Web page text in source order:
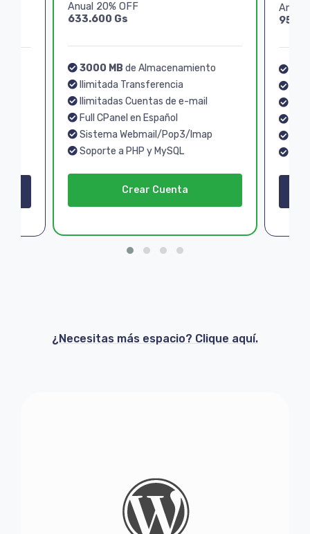
Anual 20% OFF
633.600 Gs
3000 MB de Almacenamiento
Ilimitada Transferencia
Ilimitadas Cuentas de e-mail
Full CPanel en Español
Sistema Webmail/Pop3/Imap
Soporte a PHP y MySQL
Crear Cuenta
Anual
¿Necesitas más espacio? Clique aquí.